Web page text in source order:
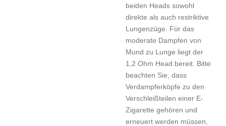
beiden Heads sowohl
direkte als auch restriktive
Lungenzüge. Für das
moderate Dampfen von
Mund zu Lunge liegt der
1,2 Ohm Head bereit. Bitte
beachten Sie, dass
Verdampferköpfe zu den
Verschleißteilen einer E-
Zigarette gehören und
erneuert werden müssen,